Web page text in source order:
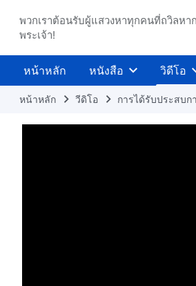
พวกเราต้อนรับผู้แสวงหาทุกคนที่ถวิลหา
พระเจ้า!
หน้าหลัก หนังสือ วิดีโอ
หน้าหลัก วีดิโอ การได้รับประสบ